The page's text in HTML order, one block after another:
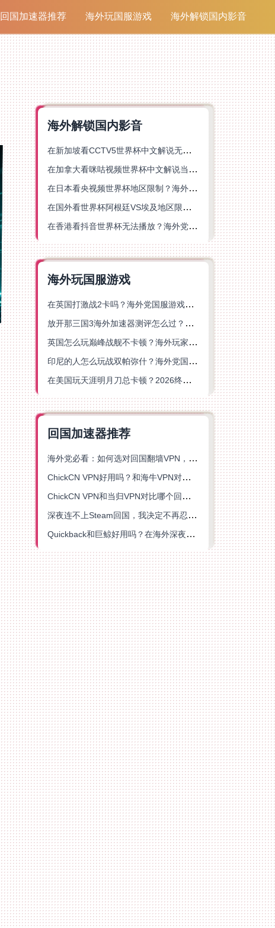
回国加速器推荐 海外玩国服游戏 海外解锁国内影音
海外解锁国内影音
在新加坡看CCTV5世界杯中文解说无法播放？这篇指南帮你解锁海外体育直播自由
在加拿大看咪咕视频世界杯中文解说当前地区不可播放？这篇指南帮你一键解决
在日本看央视频世界杯地区限制？海外党体育赛事观看终极指南
在国外看世界杯阿根廷VS埃及地区限制？这篇指南帮你搞定中文直播+解说
在香港看抖音世界杯无法播放？海外党体育赛事中文直播终极指南
海外玩国服游戏
在英国打激战2卡吗？海外党国服游戏不卡顿的终极解决方案
放开那三国3海外加速器测评怎么过？海外党亲测有效的国服游戏加速指南
英国怎么玩巅峰战舰不卡顿？海外玩家国服游戏加速器终极指南
印尼的人怎么玩战双帕弥什？海外党国服游戏加速避坑指南
在美国玩天涯明月刀总卡顿？2026终极指南：选对加速器让你丝滑连招
回国加速器推荐
海外党必看：如何选对回国翻墙VPN，无缝解锁国内资源？
ChickCN VPN好用吗？和海牛VPN对比哪个回国效果更好？
ChickCN VPN和当归VPN对比哪个回国效果更好？海外党亲测后选了它
深夜连不上Steam回国，我决定不再忍受这数字鸿沟
Quickback和巨鲸好用吗？在海外深夜想刷B站、追爱奇艺的你，或许正需要这份答案